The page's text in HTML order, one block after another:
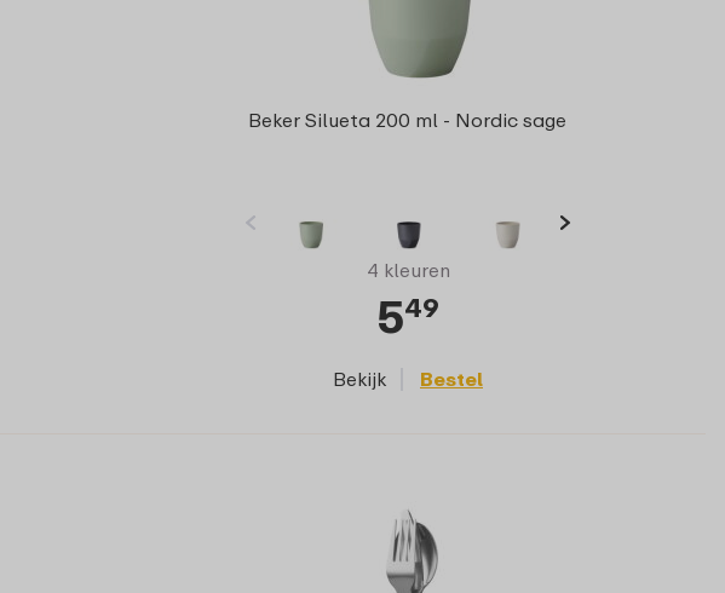
Beker Silueta 200 ml - Nordic sage
4 kleuren
549
Bekijk Bestel